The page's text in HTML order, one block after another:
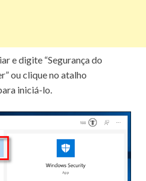
e digite “Segurança do
ou clique no atalho
iniciá-lo.